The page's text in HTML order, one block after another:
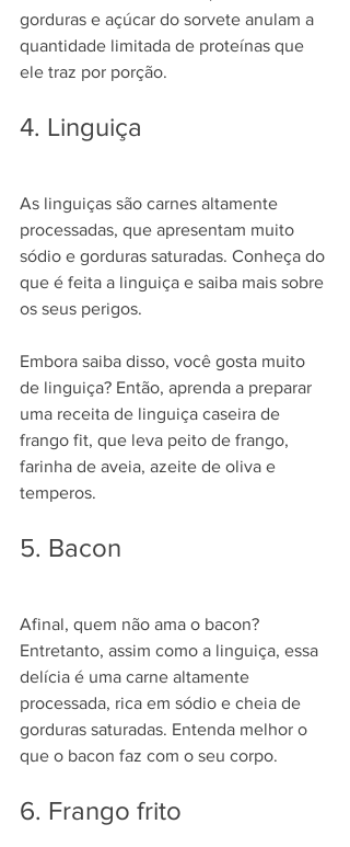
gorduras e açúcar do sorvete anulam a
quantidade limitada de proteínas que
ele traz por porção.
4. Linguiça
As linguiças são carnes altamente
processadas, que apresentam muito
sódio e gorduras saturadas. Conheça do
que é feita a linguiça e saiba mais sobre
os seus perigos.
Embora saiba disso, você gosta muito
de linguiça? Então, aprenda a preparar
uma receita de linguiça caseira de
frango fit, que leva peito de frango,
farinha de aveia, azeite de oliva e
temperos.
5. Bacon
Afinal, quem não ama o bacon?
Entretanto, assim como a linguiça, essa
delícia é uma carne altamente
processada, rica em sódio e cheia de
gorduras saturadas. Entenda melhor o
que o bacon faz com o seu corpo.
6. Frango frito